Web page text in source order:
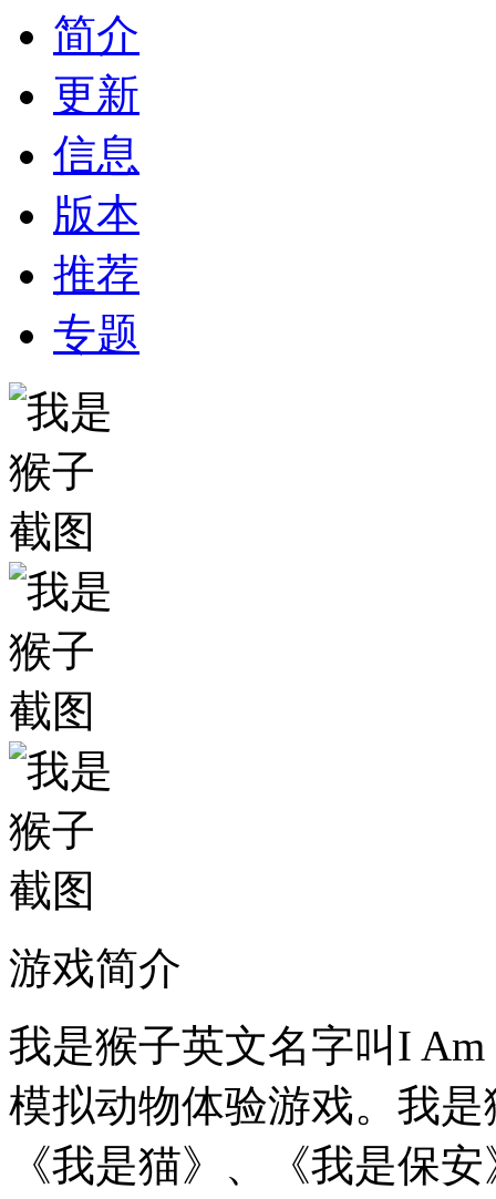
简介
更新
信息
版本
推荐
专题
游戏简介
我是猴子英文名字叫I
模拟动物体验游戏。我是
《我是猫》、《我是保